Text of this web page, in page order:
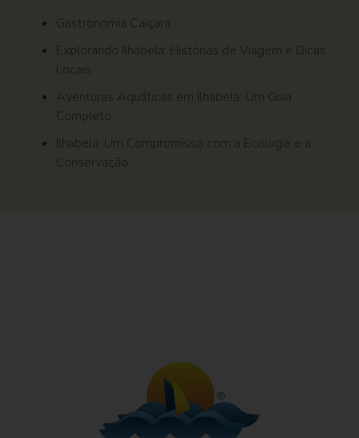
Gastronomia Caiçara
Explorando Ilhabela: Histórias de Viagem e Dicas
Locais
Aventuras Aquáticas em Ilhabela: Um Guia
Completo
Ilhabela: Um Compromisso com a Ecologia e a
Conservação